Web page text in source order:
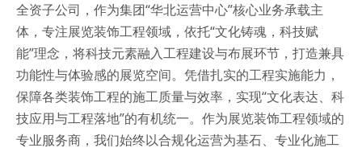
全资子公司，作为集团“华北运营中心”核心业务承载主
体，专注展览装饰工程领域，依托“文化铸魂，科技赋
能”理念，将科技元素融入工程建设与布展环节，打造兼具
功能性与体验感的展览空间。凭借扎实的工程实施能力，
保障各类装饰工程的施工质量与效率，实现“文化表达、科
技应用与工程落地”的有机统一。作为展览装饰工程领域的
专业服务商，我们始终以合规化运营为基石、专业化施工